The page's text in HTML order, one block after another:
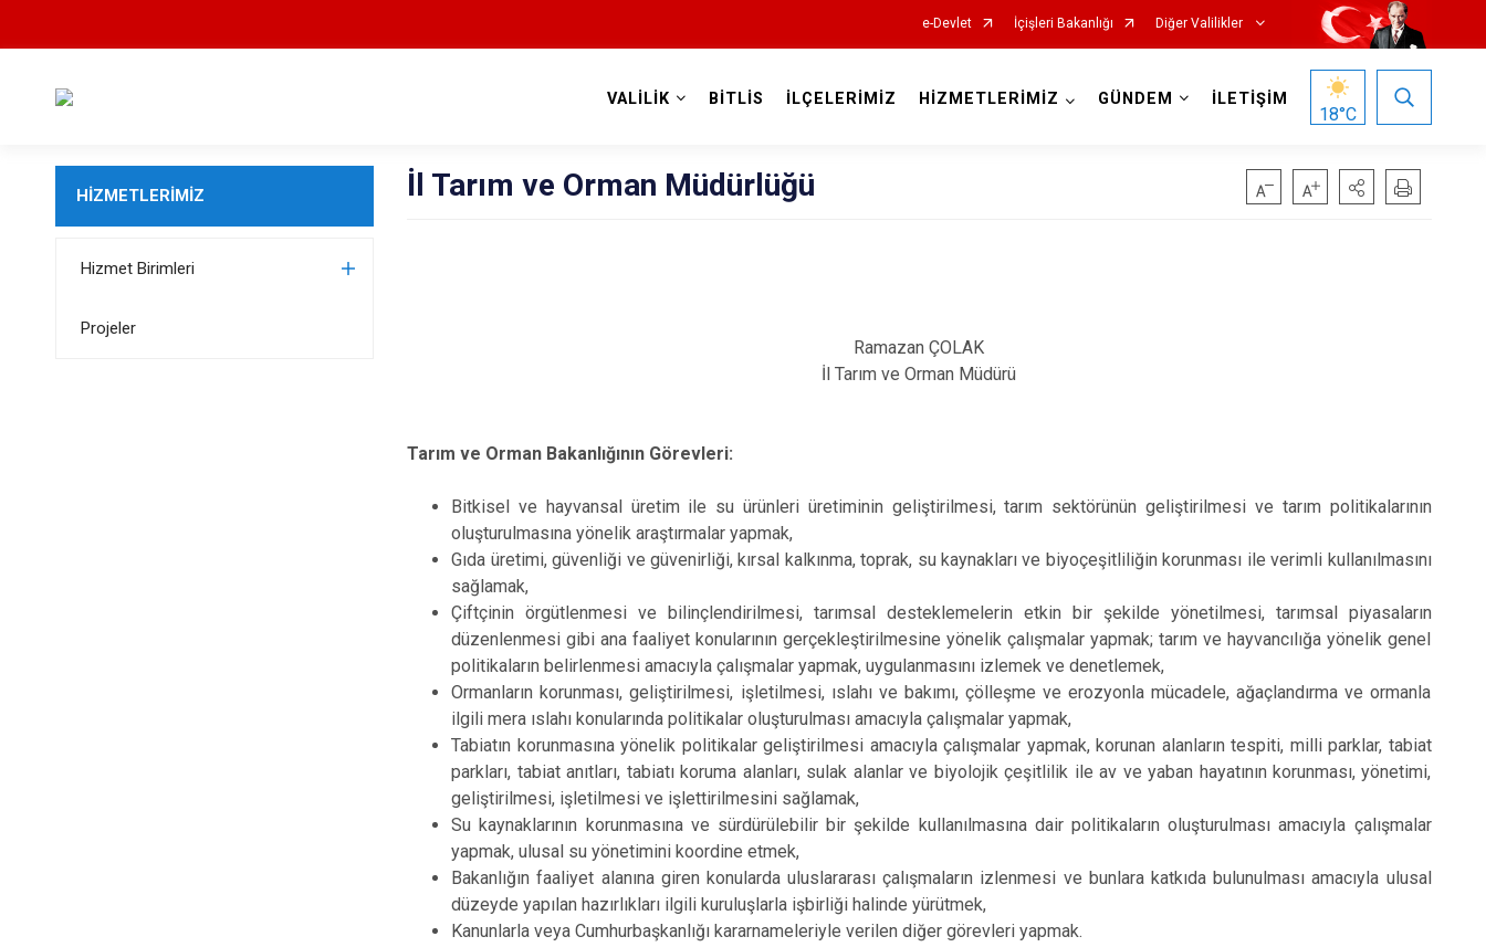
e-Devlet İçişleri Bakanlığı Diğer Valilikler
VALİLİK BİTLİS İLÇELERİMİZ HİZMETLERİMİZ GÜNDEM İLETİŞİM
18°C
HİZMETLERİMİZ
Hizmet Birimleri
Projeler
İl Tarım ve Orman Müdürlüğü
Ramazan ÇOLAK
İl Tarım ve Orman Müdürü
Tarım ve Orman Bakanlığının Görevleri:
Bitkisel ve hayvansal üretim ile su ürünleri üretiminin geliştirilmesi, tarım sektörünün geliştirilmesi ve tarım politikalarının
oluşturulmasına yönelik araştırmalar yapmak,
Gıda üretimi, güvenliği ve güvenirliği, kırsal kalkınma, toprak, su kaynakları ve biyoçeşitliliğin korunması ile verimli kullanılmasını
sağlamak,
Çiftçinin örgütlenmesi ve bilinçlendirilmesi, tarımsal desteklemelerin etkin bir şekilde yönetilmesi, tarımsal piyasaların
düzenlenmesi gibi ana faaliyet konularının gerçekleştirilmesine yönelik çalışmalar yapmak; tarım ve hayvancılığa yönelik genel
politikaların belirlenmesi amacıyla çalışmalar yapmak, uygulanmasını izlemek ve denetlemek,
Ormanların korunması, geliştirilmesi, işletilmesi, ıslahı ve bakımı, çölleşme ve erozyonla mücadele, ağaçlandırma ve ormanla
ilgili mera ıslahı konularında politikalar oluşturulması amacıyla çalışmalar yapmak,
Tabiatın korunmasına yönelik politikalar geliştirilmesi amacıyla çalışmalar yapmak, korunan alanların tespiti, milli parklar, tabiat
parkları, tabiat anıtları, tabiatı koruma alanları, sulak alanlar ve biyolojik çeşitlilik ile av ve yaban hayatının korunması, yönetimi,
geliştirilmesi, işletilmesi ve işlettirilmesini sağlamak,
Su kaynaklarının korunmasına ve sürdürülebilir bir şekilde kullanılmasına dair politikaların oluşturulması amacıyla çalışmalar
yapmak, ulusal su yönetimini koordine etmek,
Bakanlığın faaliyet alanına giren konularda uluslararası çalışmaların izlenmesi ve bunlara katkıda bulunulması amacıyla ulusal
düzeyde yapılan hazırlıkları ilgili kuruluşlarla işbirliği halinde yürütmek,
Kanunlarla veya Cumhurbaşkanlığı kararnameleriyle verilen diğer görevleri yapmak.